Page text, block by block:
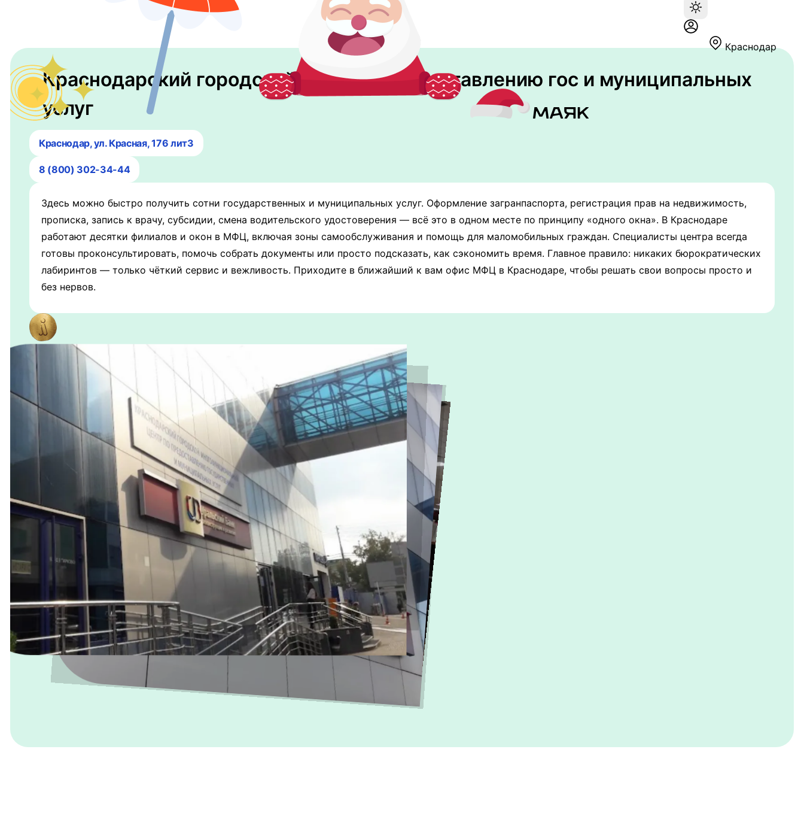
Краснодар
Краснодарский городской МФЦ по предоставлению гос и муниципальных
услуг
Краснодар, ул. Красная, 176 лит3
8 (800) 302-34-44
Здесь можно быстро получить сотни государственных и муниципальных услуг. Оформление загранпаспорта, регистрация прав на недвижимость,
прописка, запись к врачу, субсидии, смена водительского удостоверения — всё это в одном месте по принципу «одного окна». В Краснодаре
работают десятки филиалов и окон в МФЦ, включая зоны самообслуживания и помощь для маломобильных граждан. Специалисты центра всегда
готовы проконсультировать, помочь собрать документы или просто подсказать, как сэкономить время. Главное правило: никаких бюрократических
лабиринтов — только чёткий сервис и вежливость. Приходите в ближайший к вам офис МФЦ в Краснодаре, чтобы решать свои вопросы просто и
без нервов.